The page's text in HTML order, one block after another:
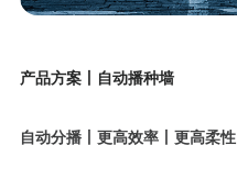
产品方案丨自动播种墙
自动分播丨更高效率丨更高柔性